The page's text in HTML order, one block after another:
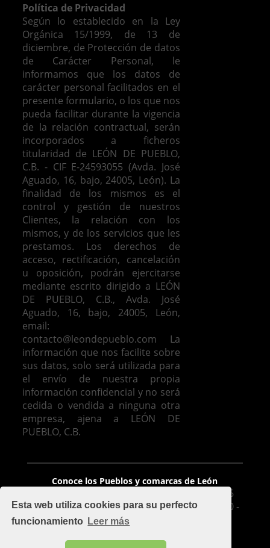
Esta web utiliza cookies para su perfecto
funcionamiento Leer más
Política de Privacidad
Según lo establecido en la Ley
Orgánica 15/1999, de 13 de
diciembre, de Protección de datos
de Carácter Personal, le
informamos que los datos de
carácter personal facilitados en el
presente formulario, o los que nos
pueda facilitar durante la vigencia
de la relación contractual, serán
incorporados a ficheros
titularidad de LEÓN DE PUEBLO,
C.B. - CIF E-24593055 (Avda. José
Aguado, 16, bajo, 24005, León). La
finalidad de los mismos es el
control y gestión de nuestros
Clientes, la relación con los
mismos, y de los servicios que les
prestamos.
Los derechos de
acceso, rectificación, cancelación
u oposición, podrán ejercitarse
mediante escrito dirigido a LEÓN
DE PUEBLO, C.B., Avda. José
Aguado, 16, bajo, 24005, León,
email:
contacto@leondepueblo.com
La
información que nos facilite sobre
sus datos, solo será utilizada para
el envío de nuestra propia
información confidencial y no será
cedida o vendida a ninguna otra
empresa, ajena a LEÓN DE
PUEBLO, C.B.
Conoce los Pueblos y comarcas de León
León De Pueblo, C.B. - Avda. José Aguado 16
Bajo, 24005, León - mapa - Móvil: 626 425 510 -
Oficina: 987 100 977 - Fax 987 209 283